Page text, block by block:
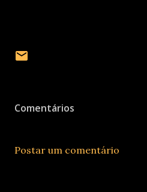
Comentários
Postar um comentário